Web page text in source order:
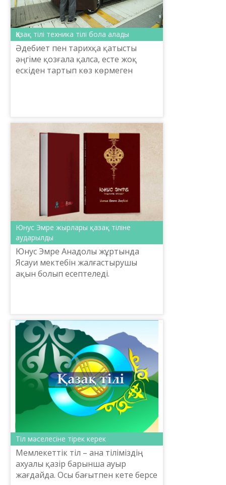
Қазақ тілі техника тілі бола алады
Әдебиет пен тарихқа қатысты
әңгіме қозғала қалса, есте жоқ
ескіден тартып көз көрмеген
Юнус Эмре жырлары қазақ тіліне
аударылды
​Юнус Эмре Анадолы жұртында
Ясауи мектебін жалғастырушы
ақын болып есептеледі.
үндейді. Юнус Эмре...
Тіл мәселесіне тірек керек
Мемлекеттік тіл – ана тіліміздің
ахуалы қазір барынша ауыр
жағдайда. Осы бағытпен кете берсе